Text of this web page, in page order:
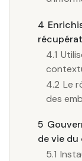
4
4.1
4.2 Le
des
5
de vie
5.1